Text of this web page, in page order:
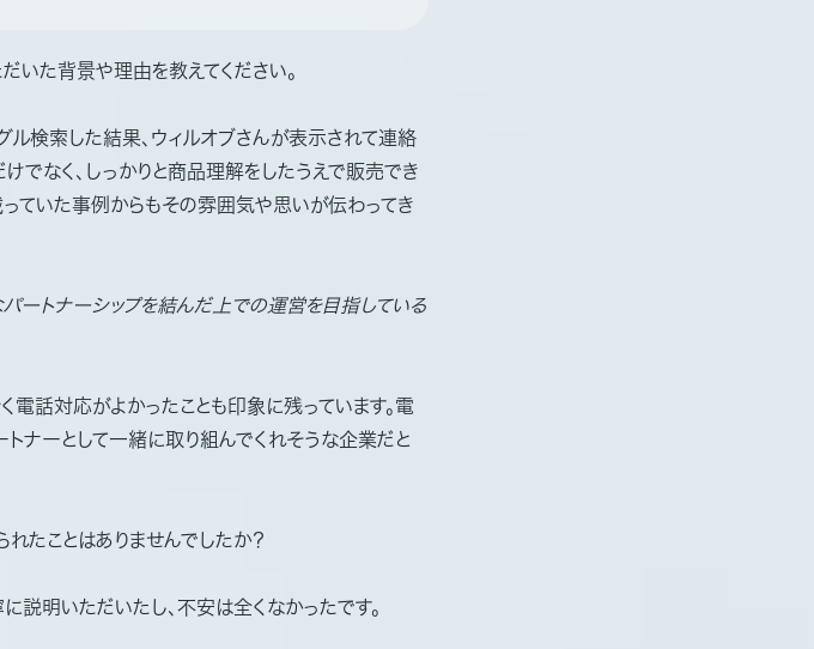
いた背景や理由を教えてください。
ル検索した結果、ウィルオブさんが表示されて連絡
でなく、しっかりと商品理解をしたうえで販売でき
ていた事例からもその雰囲気や思いが伝わってき
ートナーシップを結んだ上での運営を目指している
電話対応がよかったことも印象に残っています。電
トナーとして一緒に取り組んでくれそうな企業だと
たことはありませんでしたか？
説明いただいたし、不安は全くなかったです。